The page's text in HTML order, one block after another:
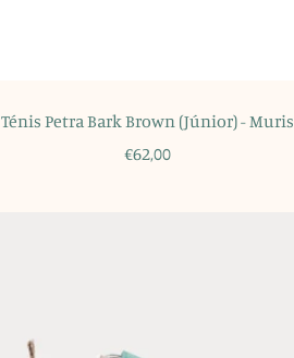
Ténis Petra Bark Brown (Júnior) - Muris
€62,00